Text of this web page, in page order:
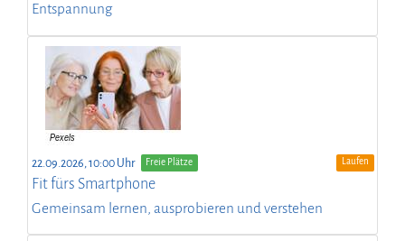
Entspannung
22.09.2026, 10:00 Uhr Freie Plätze Laufen
Fit fürs Smartphone
Gemeinsam lernen, ausprobieren und verstehen